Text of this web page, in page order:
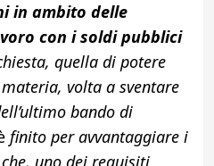
in ambito delle
con i soldi pubblici
quella di potere
volta a sventare
bando di
finito per avvantaggiare i